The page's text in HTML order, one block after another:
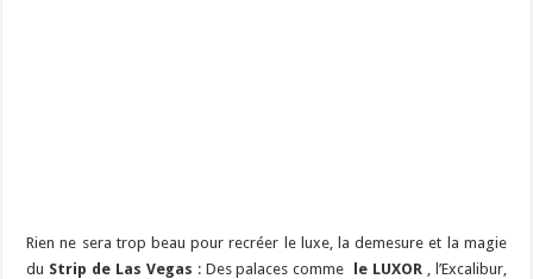
Rien ne sera trop beau pour recréer le luxe, la demesure et la magie
du Strip de Las Vegas : Des palaces comme le LUXOR , l’Excalibur,